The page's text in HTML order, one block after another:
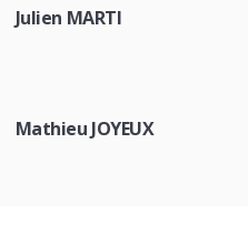
Julien MARTI
Mathieu JOYEUX